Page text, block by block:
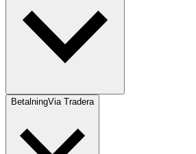
BetalningVia Tradera